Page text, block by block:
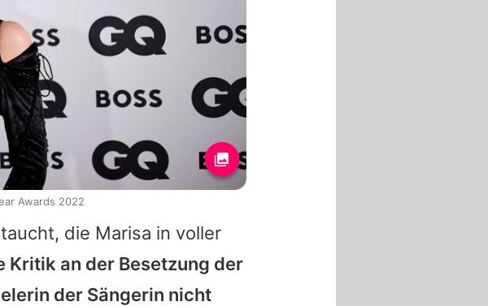
die Marisa in voller
Kritik an der Besetzung der
der Sängerin nicht
Awards 2022